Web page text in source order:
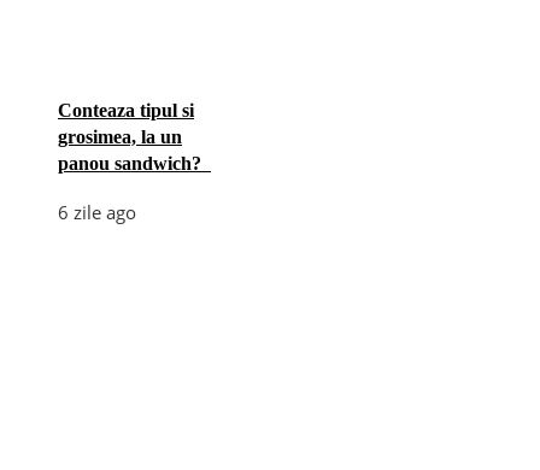
Conteaza tipul si
grosimea, la un
panou sandwich?
6 zile ago